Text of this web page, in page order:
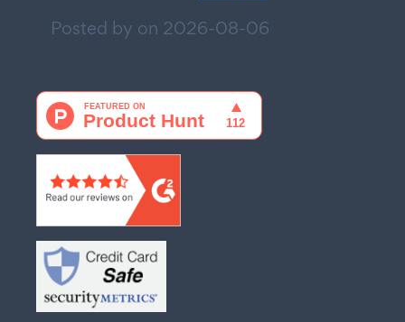
Posted by on 2026-08-06